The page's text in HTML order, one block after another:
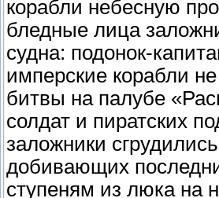
корабли небесную
бледные лица
судна: подонок-
имперские корабли
битвы на палубе
солдат и пиратских
заложники
добивающих
ступеням из люка на